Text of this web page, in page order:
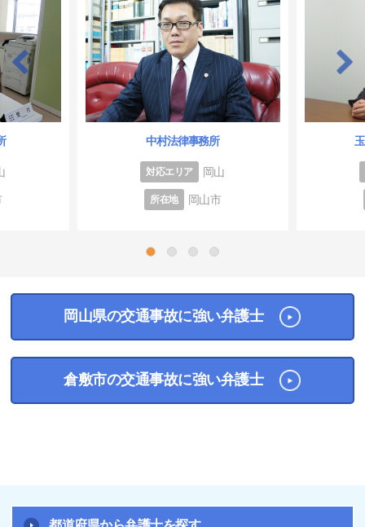
中村法律事務所
対応エリア 岡山
所在地 岡山市
岡山県の交通事故に強い弁護士
倉敷市の交通事故に強い弁護士